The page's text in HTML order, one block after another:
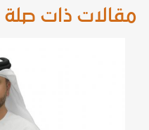
مقالات ذات صلة